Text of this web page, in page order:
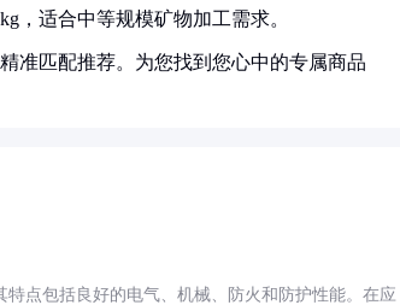
，适合中等规模矿物加工需求。
准匹配推荐。为您找到您心中的专属商品
点包括良好的电气、机械、防火和防护性能。在应